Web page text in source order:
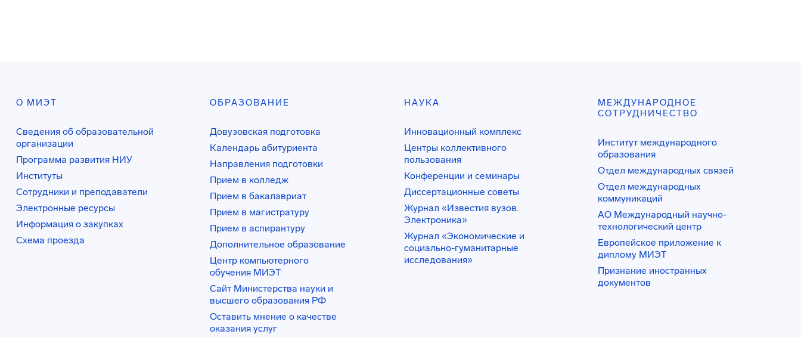
О МИЭТ
Сведения об образовательной
организации
Программа развития НИУ
Институты
Сотрудники и преподаватели
Электронные ресурсы
Информация о закупках
Схема проезда
ОБРАЗОВАНИЕ
Довузовская подготовка
Календарь абитуриента
Направления подготовки
Прием в колледж
Прием в бакалавриат
Прием в магистратуру
Прием в аспирантуру
Дополнительное образование
Центр компьютерного
обучения МИЭТ
Сайт Министерства науки и
высшего образования РФ
Оставить мнение о качестве
оказания услуг
НАУКА
Инновационный комплекс
Центры коллективного
пользования
Конференции и семинары
Диссертационные советы
Журнал «Известия вузов.
Электроника»
Журнал «Экономические и
социально-гуманитарные
исследования»
МЕЖДУНАРОДНОЕ
СОТРУДНИЧЕСТВО
Институт международного
образования
Отдел международных связей
Отдел международных
коммуникаций
АО Международный научно-
технологический центр
Европейское приложение к
диплому МИЭТ
Признание иностранных
документов